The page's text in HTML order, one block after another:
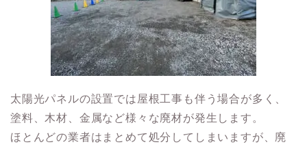
太陽光パネルの設置では屋根工事も伴う場合が多く、
塗料、木材、金属など様々な廃材が発生します。
ほとんどの業者はまとめて処分してしまいますが、廃